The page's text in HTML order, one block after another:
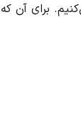
برای آن که